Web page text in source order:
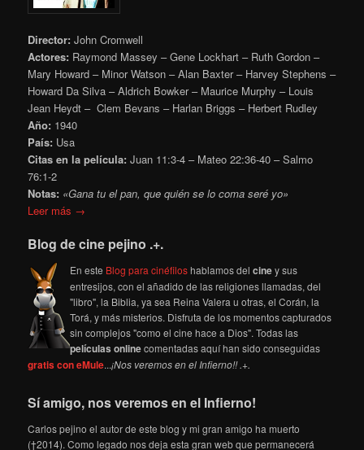
Director: John Cromwell
Actores: Raymond Massey – Gene Lockhart – Ruth Gordon –
Mary Howard – Minor Watson – Alan Baxter – Harvey Stephens –
Howard Da Silva – Aldrich Bowker – Maurice Murphy – Louis
Jean Heydt – Clem Bevans – Harlan Briggs – Herbert Rudley
Año: 1940
País: Usa
Citas en la película: Juan 11:3-4 – Mateo 22:36-40 – Salmo
76:1-2
Notas: «Gana tu el pan, que quién se lo coma seré yo»
Leer más →
Blog de cine pejino .+.
En este Blog para cinéfiloshablamos delciney sus
entresijos, con el añadido de las religiones llamadas, del
"libro", la Biblia, ya sea Reina Valera u otras, el Corán, la
Torá, y más misterios. Disfruta de los momentos capturados
sin complejos "como el cine hace a Dios". Todas las
películas onlinecomentadas aquí han sido conseguidas
gratis con eMule...¡Nos veremos en el Infierno!! .+.
Sí amigo, nos veremos en el Infierno!
Carlos pejino el autor de este blog y mi gran amigo ha muerto
(†2014). Como legado nos deja esta gran web que permanecerá